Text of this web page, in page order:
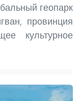
геопарк
провинция
культурное